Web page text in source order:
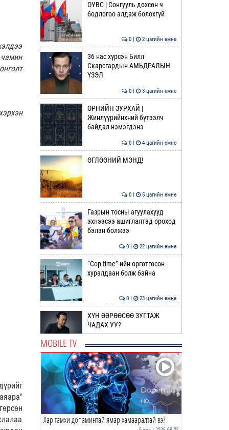
ОУВС | Сонгууль дөхсөн ч
бодлогоо алдаж болохгүй
0 | 2 цагийн өмнө
36 нас хүрсэн Билл
Скарсгардын АМЬДРАЛЫН
ҮЗЭЛ
0 | 3 цагийн өмнө
ӨРНИЙН ЗУРХАЙ |
Жинлүүрийнхний бүтээлч
байдал нэмэгдэнэ
0 | 4 цагийн өмнө
ӨГЛӨӨНИЙ МЭНД!
0 | 5 цагийн өмнө
Газрын тосны агуулахууд
эхнээсээ ашиглалтад ороход
бэлэн болжээ
0 | 22 цагийн өмнө
“Cop time”-ийн өргөтгөсөн
хуралдаан болж байна
0 | 23 цагийн өмнө
ХҮН ӨӨРӨӨСӨӨ ЗУГТАЖ
ЧАДАХ УУ?
2026 оны төсвийн
тодотголын төслийн олон
нийтийн хэлэлцүүлэг боллоо
0 | 2026-08-08
СЭРЭМЖЛҮҮЛЭГ | Бамбай
MOBILE TV
Хар тамхи допаминтай ямар хамааралтай вэ?